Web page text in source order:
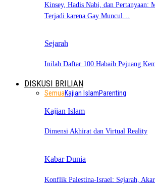
Kinsey, Hadis Nabi, dan Pertanyaan:
Terjadi karena Gay Muncul…
Sejarah
Inilah Daftar 100 Habaib Pejuang
DISKUSI BRILIAN
SemuaKajian IslamParenting
Kajian Islam
Dimensi Akhirat dan Virtual Reality
Kabar Dunia
Konflik Palestina-Israel: Sejarah,